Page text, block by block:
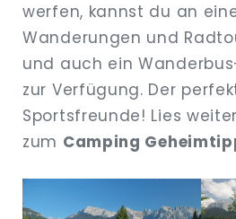
werfen, kannst du an
Wanderungen und
und auch ein
zur Verfügung. Der
Sportsfreunde! Lies
zum Camping